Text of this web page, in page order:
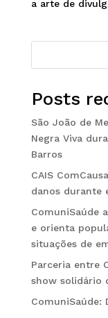
a arte de
Posts
São João de
Negra Viva
Barros
CAIS
danos durante
ComuniSaúde
e orienta
situações de
Parceria entre
show solidário
ComuniSaúde: